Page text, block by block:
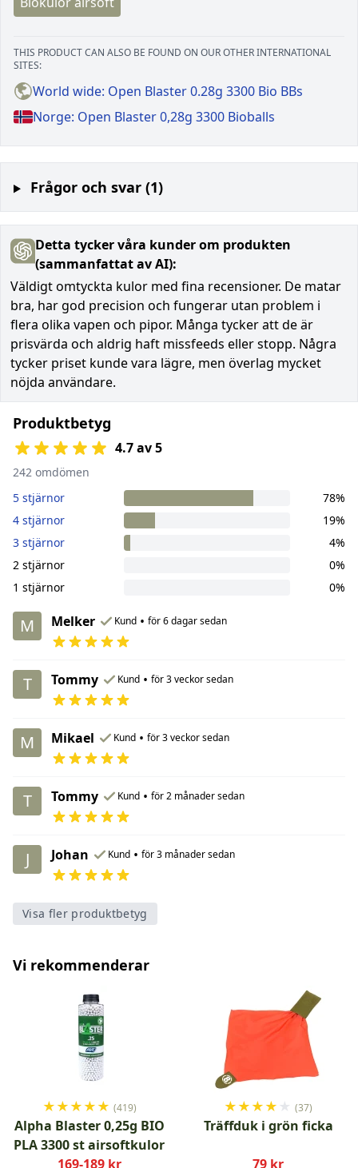
THIS PRODUCT CAN ALSO BE FOUND ON OUR OTHER INTERNATIONAL
SITES:
World wide: Open Blaster 0.28g 3300 Bio BBs
Norge: Open Blaster 0,28g 3300 Bioballs
Frågor och svar (1)
Detta tycker våra kunder om produkten
(sammanfattat av AI):
Väldigt omtyckta kulor med fina recensioner. De matar
bra, har god precision och fungerar utan problem i
flera olika vapen och pipor. Många tycker att de är
prisvärda och aldrig haft missfeeds eller stopp. Några
tycker priset kunde vara lägre, men överlag mycket
nöjda användare.
Produktbetyg
4.7 av 5
242 omdömen
5 stjärnor
78%
4 stjärnor
19%
3 stjärnor
4%
2 stjärnor
0%
1 stjärnor
0%
M Melker Kund • för 6 dagar sedan
T Tommy Kund • för 3 veckor sedan
M Mikael Kund • för 3 veckor sedan
T Tommy Kund • för 2 månader sedan
J Johan Kund • för 3 månader sedan
Visa fler produktbetyg
Vi rekommenderar
★★★★★ (419)
Alpha Blaster 0,25g BIO
PLA 3300 st airsoftkulor
169-189 kr
★★★★ ★ (37)
Träffduk i grön ficka
79 kr